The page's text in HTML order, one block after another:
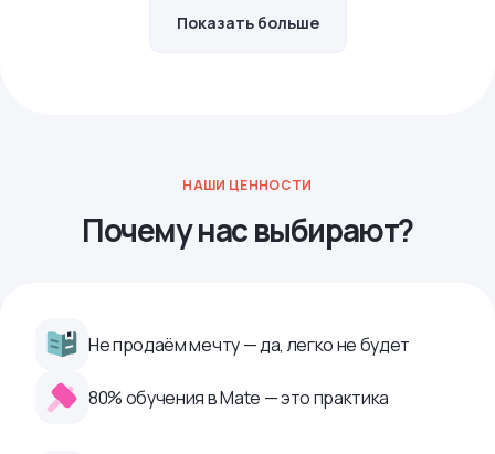
Показать больше
НАШИ ЦЕННОСТИ
Почему нас выбирают?
Не продаём мечту — да, легко не будет
80% обучения в Mate — это практика